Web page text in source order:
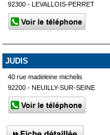
92300 - LEVALLOIS-PERRET
JUDIS
40 rue madeleine michelis
92200 - NEUILLY-SUR-SEINE